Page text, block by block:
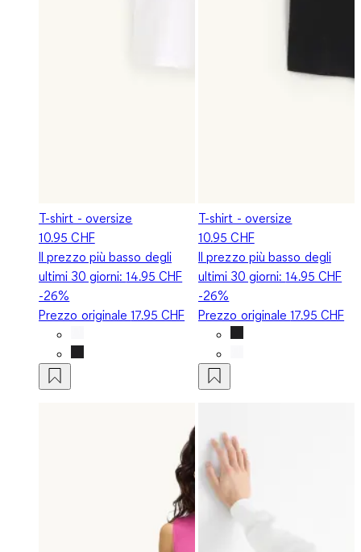
T-shirt - oversize
10.95 CHF
Il prezzo più basso degli
ultimi 30 giorni:14.95 CHF
-26%
Prezzo originale17.95 CHF
T-shirt - oversize
10.95 CHF
Il prezzo più basso degli
ultimi 30 giorni:14.95 CHF
-26%
Prezzo originale17.95 CHF